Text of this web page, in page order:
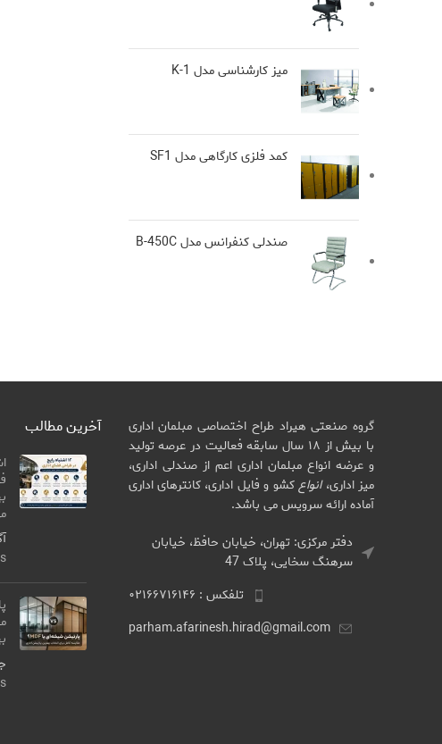
میز کارشناسی مدل K-1
کمد فلزی کارگاهی مدل SF1
صندلی کنفرانس مدل B-450C
گروه صنعتی هیراد طراح اختصاصی مبلمان اداری
با بیش از ۱۸ سال سابقه فعالیت در عرصه تولید
و عرضه انواع مبلمان اداری اعم از صندلی اداری،
میز اداری،انواعکشو و فایل اداری، کانترهای اداری
آماده ارائه سرویس می باشد.
دفتر مرکزی: تهران، خیابان حافظ، خیابان
سرهنگ سخایی، پلاک 47
تلفکس : ۰۲۱۶۶۷۱۶۱۴۶
parham.afarinesh.hirad@gmail.com
آخرین مطالب